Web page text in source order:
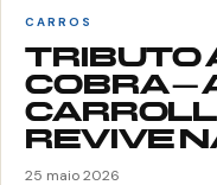
CARROS
TRIBUTO
COBRA –
REVIVE
25 maio 2026